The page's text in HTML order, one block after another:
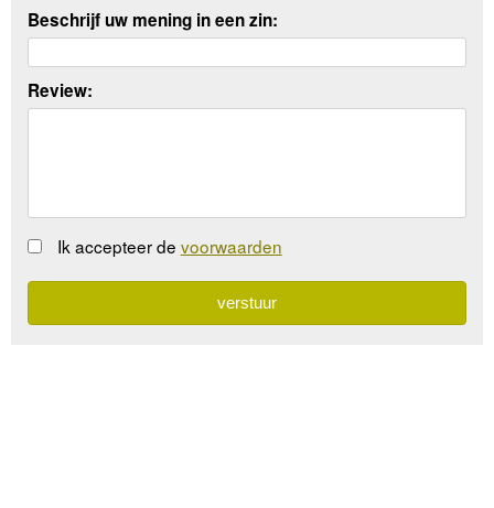
Beschrijf uw mening in een zin:
Review:
Ik accepteer de voorwaarden